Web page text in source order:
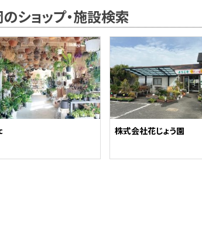
ショップ・施設検索
株式会社花じょう園